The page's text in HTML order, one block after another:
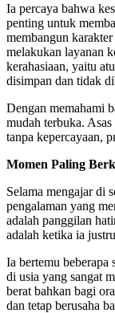
Ia percaya bahwa
penting untuk
membangun
melakukan layanan
kerahasiaan, yaitu
disimpan dan tidak
Dengan memahami
mudah terbuka.
tanpa kepercayaan,
Momen Paling
Selama mengajar di
pengalaman yang
adalah panggilan
adalah ketika ia
Ia bertemu beberapa
di usia yang sangat
berat bahkan bagi
dan tetap berusaha